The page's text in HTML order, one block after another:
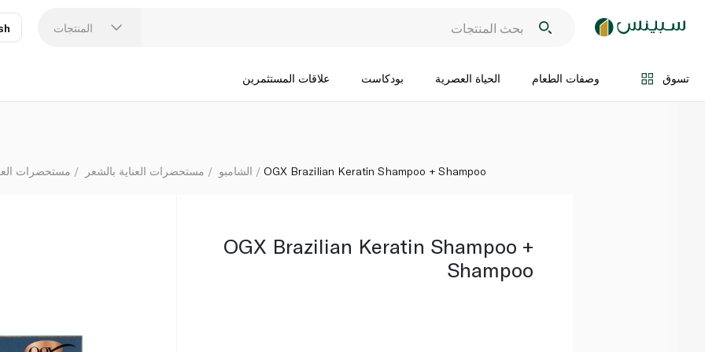
المنتجات
تسوق وصفات الطعام الحياة العصرية بودكاست علاقات المستثمرين
اضف الى السلة
مستحضرات مستحضرات العناية بالشعر الشامبو OGX Brazilian Keratin Shampoo + Shampoo
OGX Brazilian Keratin Shampoo +
Shampoo